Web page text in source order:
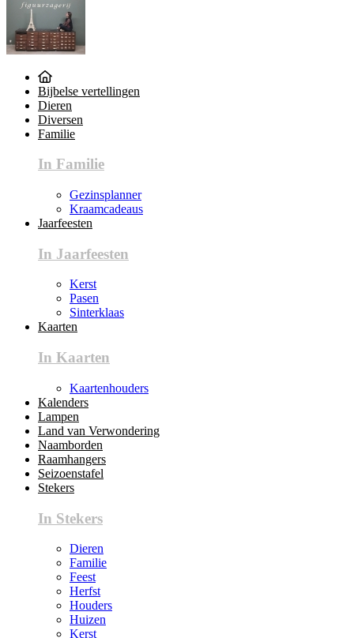
Bijbelse vertellingen
Dieren
Diversen
Familie
In Familie
Gezinsplanner
Kraamcadeaus
Jaarfeesten
In Jaarfeesten
Kerst
Pasen
Sinterklaas
Kaarten
In Kaarten
Kaartenhouders
Kalenders
Lampen
Land van Verwondering
Naamborden
Raamhangers
Seizoenstafel
Stekers
In Stekers
Dieren
Familie
Feest
Herfst
Houders
Huizen
Kerst